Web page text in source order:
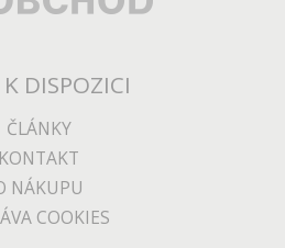
K DISPOZICI
ČLÁNKY
KONTAKT
NÁKUPU
COOKIES